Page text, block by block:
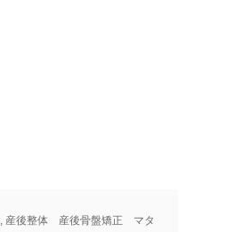
, 産後整体 産後骨盤矯正 マタ